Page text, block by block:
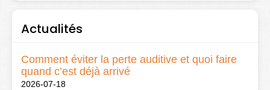
Actualités
Comment éviter la perte auditive et quoi faire
quand c’est déjà arrivé
2026-07-18